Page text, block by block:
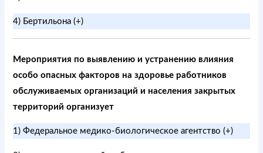
4) Бертильона (+)
Мероприятия по выявлению и устранению влияния
особо опасных факторов на здоровье работников
обслуживаемых организаций и населения закрытых
территорий организует
1) Федеральное медико-биологическое агентство (+)